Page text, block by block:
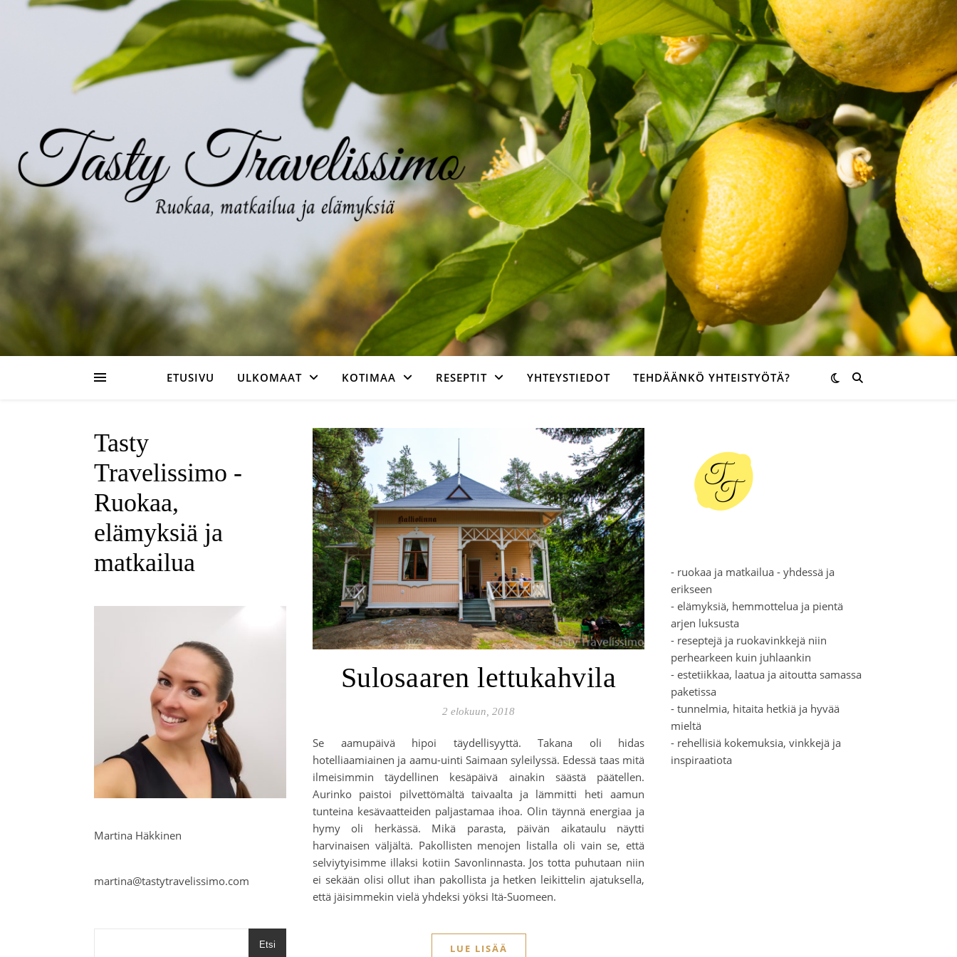
ETUSIVU ULKOMAAT KOTIMAA RESEPTIT YHTEYSTIEDOT TEHDÄÄNKÖ YHTEISTYÖTÄ?
Tasty
Travelissimo -
Ruokaa,
elämyksiä ja
matkailua
Martina Häkkinen
martina@tastytravelissimo.com
Etsi
Sulosaaren lettukahvila
2 elokuun, 2018
Se aamupäivä hipoi täydellisyyttä. Takana oli hidas
hotelliaamiainen ja aamu-uinti Saimaan syleilyssä. Edessä taas mitä
ilmeisimmin täydellinen kesäpäivä ainakin säästä päätellen.
Aurinko paistoi pilvettömältä taivaalta ja lämmitti heti aamun
tunteina kesävaatteiden paljastamaa ihoa. Olin täynnä energiaa ja
hymy oli herkässä. Mikä parasta, päivän aikataulu näytti
harvinaisen väljältä. Pakollisten menojen listalla oli vain se, että
selviytyisimme illaksi kotiin Savonlinnasta. Jos totta puhutaan niin
ei sekään olisi ollut ihan pakollista ja hetken leikittelin ajatuksella,
että jäisimmekin vielä yhdeksi yöksi Itä-Suomeen.
LUE LISÄÄ
- ruokaa ja matkailua - yhdessä ja
erikseen
- elämyksiä, hemmottelua ja pientä
arjen luksusta
- reseptejä ja ruokavinkkejä niin
perhearkeen kuin juhlaankin
- estetiikkaa, laatua ja aitoutta samassa
paketissa
- tunnelmia, hitaita hetkiä ja hyvää
mieltä
- rehellisiä kokemuksia, vinkkejä ja
inspiraatiota